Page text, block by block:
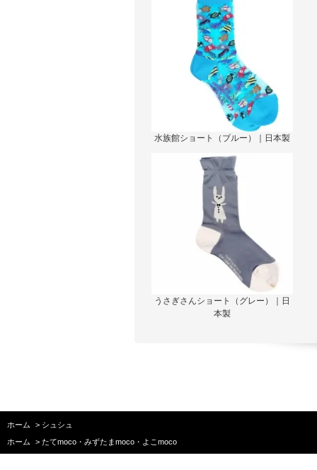
水族館ショート（ブルー）｜日本製
うさぎさんショート（グレー）｜日
本製
ホーム > シュシュ
ホーム
> たてmoco・みずたまmoco・よこmoco